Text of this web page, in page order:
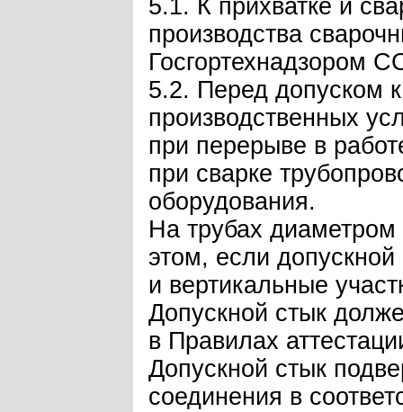
5.1. К прихватке и
производства
Госгортехнадзором
5.2. Перед допуском
производственных
при перерыве в
при сварке
оборудования.
На трубах диаметром
этом, если
и вертикальные
Допускной стык
в Правилах
Допускной стык
соединения в